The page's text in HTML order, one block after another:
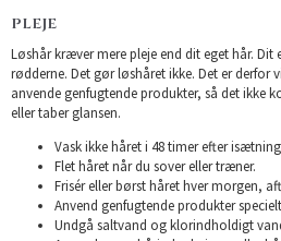
PLEJE
Løshår kræver mere pleje end dit eget hår.
rødderne. Det gør løshåret ikke. Det er
anvende genfugtende produkter, så det ikke
eller taber glansen.
Vask ikke håret i 48 timer efter
Flet håret når du sover eller træner.
Frisér eller børst håret hver morgen,
Anvend genfugtende produkter
Undgå saltvand og klorindholdigt